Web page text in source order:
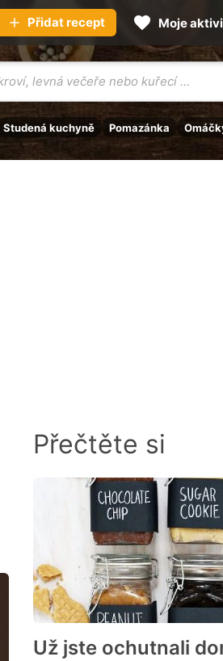
Studená kuchyně Pomazánka
Přidat recept Moje
Přečtěte si
Už jste ochutnali